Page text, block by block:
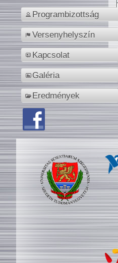
Programbizottság
Versenyhelyszín
Kapcsolat
Galéria
Eredmények